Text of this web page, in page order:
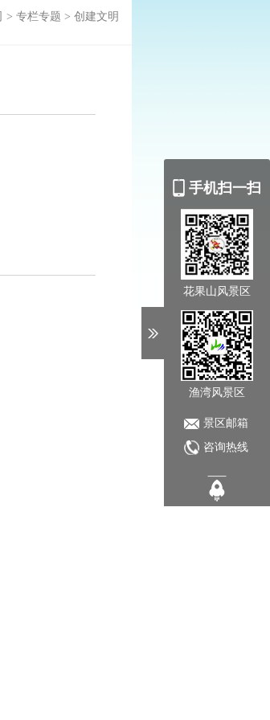
> 专栏专题 > 创建文明
手机扫一扫
花果山风景区
渔湾风景区
景区邮箱
咨询热线